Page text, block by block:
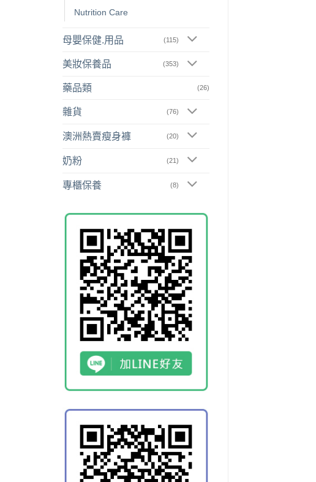
Nutrition Care
母嬰保健.用品 (115)
美妝保養品 (353)
藥品類 (26)
雜貨 (76)
澳洲熱賣瘦身褲 (20)
奶粉 (21)
專櫃保養 (8)